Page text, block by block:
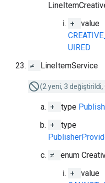
+
value
UIRED
≠
LineItemService
(2 yeni, 3 değiştirildi,
+ type
+
type
≠
enum
+
value